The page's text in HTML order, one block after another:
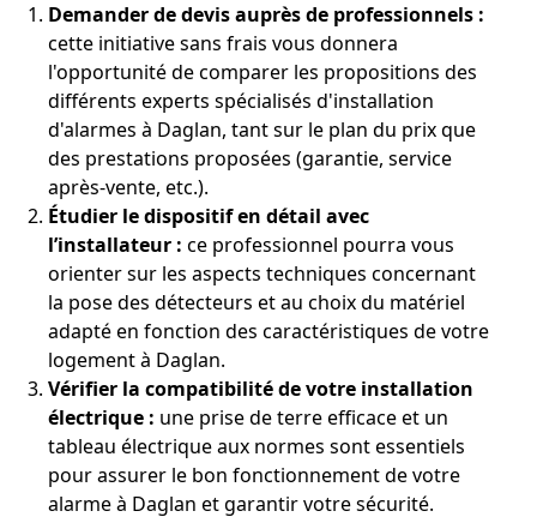
Demander de devis auprès de professionnels :
cette initiative sans frais vous donnera
l'opportunité de comparer les propositions des
différents experts spécialisés d'installation
d'alarmes à Daglan, tant sur le plan du prix que
des prestations proposées (garantie, service
après-vente, etc.).
Étudier le dispositif en détail avec
l’installateur : ce professionnel pourra vous
orienter sur les aspects techniques concernant
la pose des détecteurs et au choix du matériel
adapté en fonction des caractéristiques de votre
logement à Daglan.
Vérifier la compatibilité de votre installation
électrique : une prise de terre efficace et un
tableau électrique aux normes sont essentiels
pour assurer le bon fonctionnement de votre
alarme à Daglan et garantir votre sécurité.